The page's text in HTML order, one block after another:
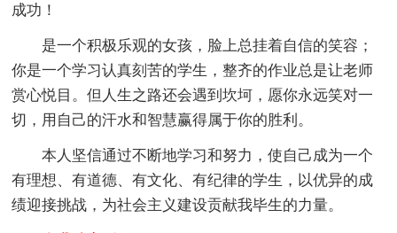
成功！
是一个积极乐观的女孩，脸上总挂着自信的笑容；
你是一个学习认真刻苦的学生，整齐的作业总是让老师
赏心悦目。但人生之路还会遇到坎坷，愿你永远笑对一
切，用自己的汗水和智慧赢得属于你的胜利。
本人坚信通过不断地学习和努力，使自己成为一个
有理想、有道德、有文化、有纪律的学生，以优异的成
绩迎接挑战，为社会主义建设贡献我毕生的力量。